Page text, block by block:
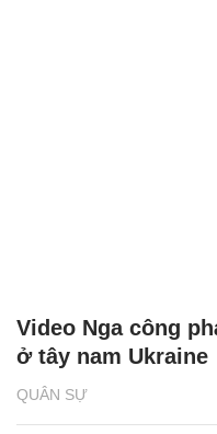
QUÂN SỰ
Video Nga công
ở tây nam Ukraine